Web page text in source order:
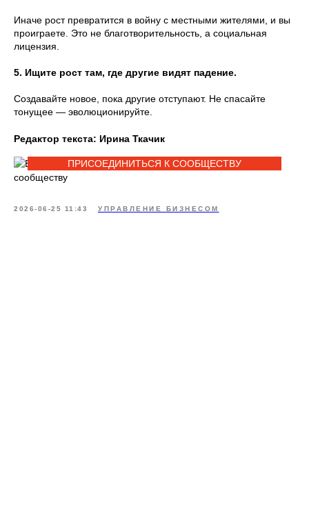
Иначе рост превратится в войну с местными жителями, и вы
проиграете. Это не благотворительность, а социальная
лицензия.
5. Ищите рост там, где другие видят падение.
Создавайте новое, пока другие отступают. Не спасайте
тонущее — эволюционируйте.
Редактор текста: Ирина Ткачик
ПРИСОЕДИНИТЬСЯ К СООБЩЕСТВУ
2026-06-25 11:43 УПРАВЛЕНИЕ БИЗНЕСОМ